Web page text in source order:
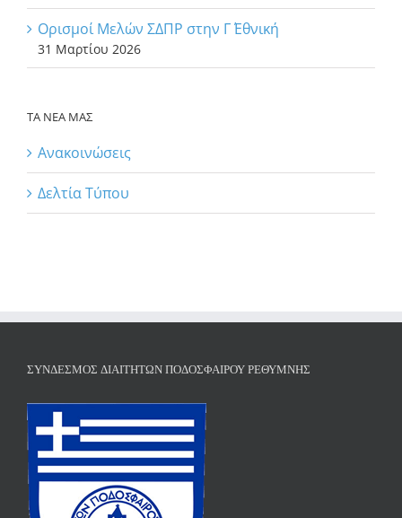
Ορισμοί Μελών ΣΔΠΡ στην Γ΄ Εθνική
31 Μαρτίου 2026
ΤΑ ΝΕΑ ΜΑΣ
Ανακοινώσεις
Δελτία Τύπου
ΣΎΝΔΕΣΜΟΣ ΔΙΑΙΤΗΤΏΝ ΠΟΔΟΣΦΑΊΡΟΥ ΡΕΘΎΜΝΗΣ